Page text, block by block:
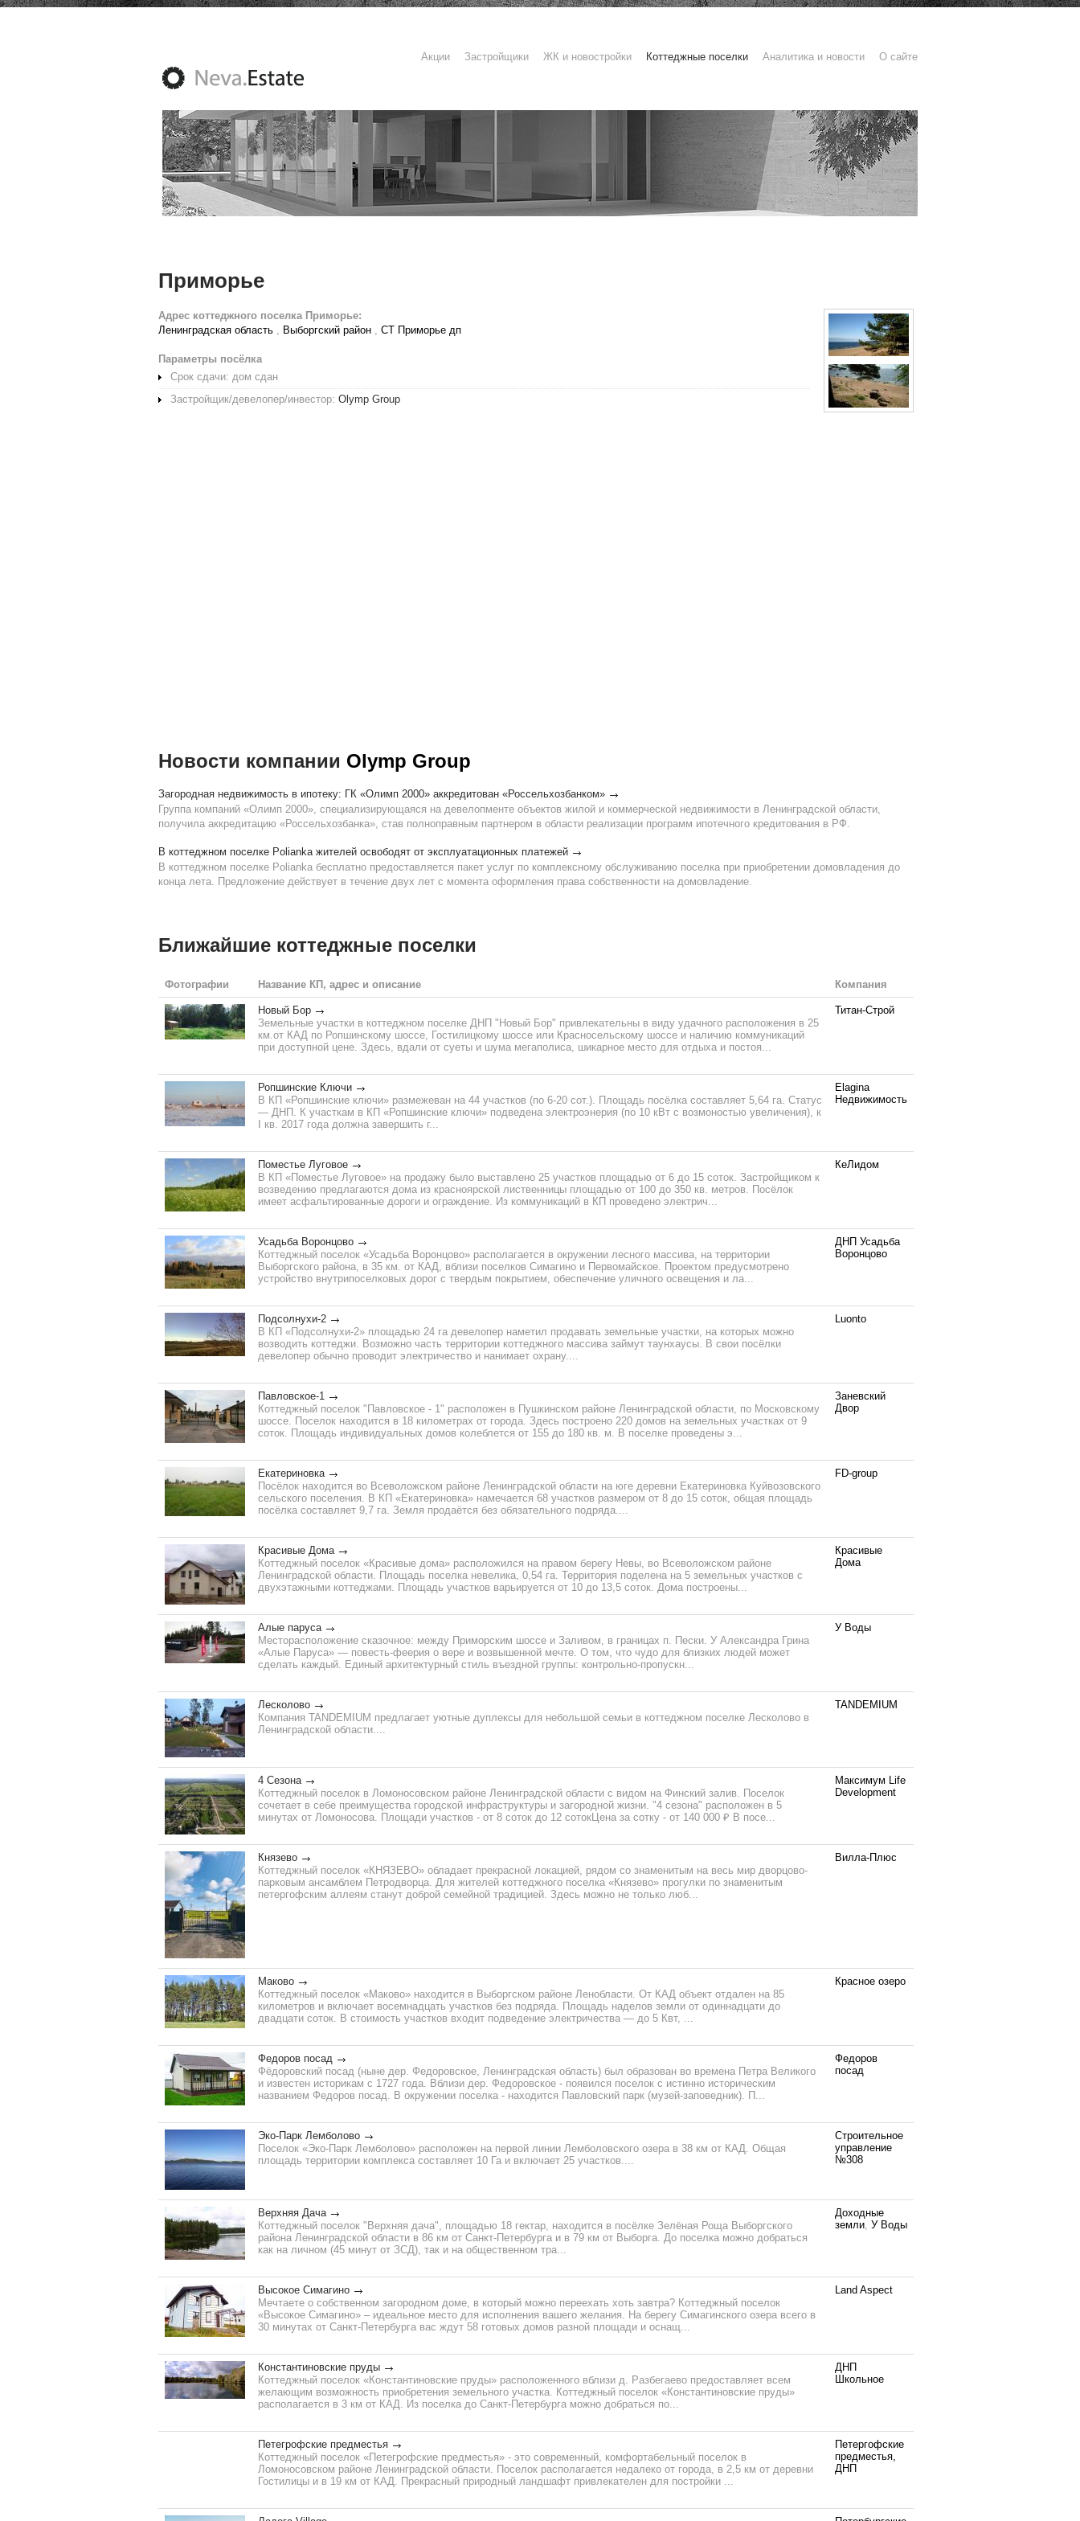
Акции Застройщики ЖК и новостройки Коттеджные поселки Аналитика и новости О сайте
Приморье
Адрес коттеджного поселка Приморье:
Ленинградская область , Выборгский район , СТ Приморье дп
Параметры посёлка
Срок сдачи: дом сдан
Застройщик/девелопер/инвестор: Olymp Group
Новости компании Olymp Group
Загородная недвижимость в ипотеку: ГК «Олимп 2000» аккредитован «Россельхозбанком»
Группа компаний «Олимп 2000», специализирующаяся на девелопменте объектов жилой и коммерческой недвижимости в Ленинградской области,
получила аккредитацию «Россельхозбанка», став полноправным партнером в области реализации программ ипотечного кредитования в РФ.
В коттеджном поселке Polianka жителей освободят от эксплуатационных платежей
В коттеджном поселке Polianka бесплатно предоставляется пакет услуг по комплексному обслуживанию поселка при приобретении домовладения до
конца лета. Предложение действует в течение двух лет с момента оформления права собственности на домовладение.
Ближайшие коттеджные поселки
Фотографии Название КП, адрес и описание Компания
Новый Бор
Земельные участки в коттеджном поселке ДНП "Новый Бор" привлекательны в виду удачного расположения в 25
км.от КАД по Ропшинскому шоссе, Гостилицкому шоссе или Красносельскому шоссе и наличию коммуникаций
при доступной цене. Здесь, вдали от суеты и шума мегаполиса, шикарное место для отдыха и постоя...
Титан-Строй
Ропшинские Ключи
В КП «Ропшинские ключи» размежеван на 44 участков (по 6-20 сот.). Площадь посёлка составляет 5,64 га. Статус
— ДНП. К участкам в КП «Ропшинские ключи» подведена электроэнерия (по 10 кВт с возмоностью увеличения), к
I кв. 2017 года должна завершить г...
Elagina
Недвижимость
Поместье Луговое
В КП «Поместье Луговое» на продажу было выставлено 25 участков площадью от 6 до 15 соток. Застройщиком к
возведению предлагаются дома из красноярской лиственницы площадью от 100 до 350 кв. метров. Посёлок
имеет асфальтированные дороги и ограждение. Из коммуникаций в КП проведено электрич...
КеЛидом
Усадьба Воронцово
Коттеджный поселок «Усадьба Воронцово» располагается в окружении лесного массива, на территории
Выборгского района, в 35 км. от КАД, вблизи поселков Симагино и Первомайское. Проектом предусмотрено
устройство внутрипоселковых дорог с твердым покрытием, обеспечение уличного освещения и ла...
ДНП Усадьба
Воронцово
Подсолнухи-2
В КП «Подсолнухи-2» площадью 24 га девелопер наметил продавать земельные участки, на которых можно
возводить коттеджи. Возможно часть территории коттеджного массива займут таунхаусы. В свои посёлки
девелопер обычно проводит электричество и нанимает охрану....
Luonto
Павловское-1
Коттеджный поселок "Павловское - 1" расположен в Пушкинском районе Ленинградской области, по Московскому
шоссе. Поселок находится в 18 километрах от города. Здесь построено 220 домов на земельных участках от 9
соток. Площадь индивидуальных домов колеблется от 155 до 180 кв. м. В поселке проведены э...
Заневский
Двор
Екатериновка
Посёлок находится во Всеволожском районе Ленинградской области на юге деревни Екатериновка Куйвозовского
сельского поселения. В КП «Екатериновка» намечается 68 участков размером от 8 до 15 соток, общая площадь
посёлка составляет 9,7 га. Земля продаётся без обязательного подряда....
FD-group
Красивые Дома
Коттеджный поселок «Красивые дома» расположился на правом берегу Невы, во Всеволожском районе
Ленинградской области. Площадь поселка невелика, 0,54 га. Территория поделена на 5 земельных участков с
двухэтажными коттеджами. Площадь участков варьируется от 10 до 13,5 соток. Дома построены...
Красивые
Дома
Алые паруса
Месторасположение сказочное: между Приморским шоссе и Заливом, в границах п. Пески. У Александра Грина
«Алые Паруса» — повесть-феерия о вере и возвышенной мечте. О том, что чудо для близких людей может
сделать каждый. Единый архитектурный стиль въездной группы: контрольно-пропускн...
У Воды
Лесколово
Компания TANDEMIUM предлагает уютные дуплексы для небольшой семьи в коттеджном поселке Лесколово в
Ленинградской области....
TANDEMIUM
4 Сезона
Коттеджный поселок в Ломоносовском районе Ленинградской области с видом на Финский залив. Поселок
сочетает в себе преимущества городской инфраструктуры и загородной жизни. "4 сезона" расположен в 5
минутах от Ломоносова. Площади участков - от 8 соток до 12 сотокЦена за сотку - от 140 000 ₽ В посе...
Максимум Life
Development
Князево
Коттеджный поселок «КНЯЗЕВО» обладает прекрасной локацией, рядом со знаменитым на весь мир дворцово-
парковым ансамблем Петродворца. Для жителей коттеджного поселка «Князево» прогулки по знаменитым
петергофским аллеям станут доброй семейной традицией. Здесь можно не только люб...
Вилла-Плюс
Маково
Коттеджный поселок «Маково» находится в Выборгском районе Ленобласти. От КАД объект отдален на 85
километров и включает восемнадцать участков без подряда. Площадь наделов земли от одиннадцати до
двадцати соток. В стоимость участков входит подведение электричества — до 5 Квт, ...
Красное озеро
Федоров посад
Фёдоровский посад (ныне дер. Федоровское, Ленинградская область) был образован во времена Петра Великого
и известен историкам с 1727 года. Вблизи дер. Федоровское - появился поселок с истинно историческим
названием Федоров посад. В окружении поселка - находится Павловский парк (музей-заповедник). П...
Федоров
посад
Эко-Парк Лемболово
Поселок «Эко-Парк Лемболово» расположен на первой линии Лемболовского озера в 38 км от КАД. Общая
площадь территории комплекса составляет 10 Га и включает 25 участков....
Строительное
управление
№308
Верхняя Дача
Коттеджный поселок "Верхняя дача", площадью 18 гектар, находится в посёлке Зелёная Роща Выборгского
района Ленинградской области в 86 км от Санкт-Петербурга и в 79 км от Выборга. До поселка можно добраться
как на личном (45 минут от ЗСД), так и на общественном тра...
Доходные
земли, У Воды
Высокое Симагино
Мечтаете о собственном загородном доме, в который можно переехать хоть завтра? Коттеджный поселок
«Высокое Симагино» – идеальное место для исполнения вашего желания. На берегу Симагинского озера всего в
30 минутах от Санкт-Петербурга вас ждут 58 готовых домов разной площади и оснащ...
Land Aspect
Константиновские пруды
Коттеджный поселок «Константиновские пруды» расположенного вблизи д. Разбегаево предоставляет всем
желающим возможность приобретения земельного участка. Коттеджный поселок «Константиновские пруды»
располагается в 3 км от КАД. Из поселка до Санкт-Петербурга можно добраться по...
ДНП
Школьное
Петегрофские предместья
Коттеджный поселок «Петегрофские предместья» - это современный, комфортабельный поселок в
Ломоносовском районе Ленинградской области. Поселок располагается недалеко от города, в 2,5 км от деревни
Гостилицы и в 19 км от КАД. Прекрасный природный ландшафт привлекателен для постройки ...
Петергофские
предместья,
ДНП